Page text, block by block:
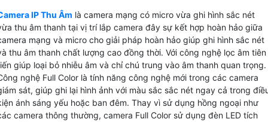
thu âm rõ nét mọi chi tiết trong tầm quan sát. Camera
hỗ trợ thẻ nhớ lên đến 512GB giúp bạn lưu trữ video
cách dễ dàng và linh hoạt trang bị Chuẩn nén video
giúp camera lưu trữ video lâu hơn và tiết kiệm
mang lại trải nghiệm xem hình ảnh mượt mà và sắc
hơn bao giờ hết. Đây sẽ là lựa chọn lý tưởng cho nhu
giám sát và ghi lại hình ảnh chất lượng.
IP Thu Âm là camera mạng có micro vừa ghi hình sắc nét
thu âm thanh tại vị trí lắp camera đây sự kết hợp hoàn hảo giữa
mạng và micro cho giải pháp hoàn hảo giúp ghi hình sắc nét
thu âm thanh chất lượng cao đồng thời. Với công nghệ lọc âm tiên
giúp loại bỏ nhiễu âm và chỉ chú trung vào âm thanh quan trọng.
nghệ Full Color là tính năng công nghệ mới trong các camera
sát, giúp ghi lại hình ảnh với màu sắc sắc nét ngay cả trong
ánh sáng yếu hoặc ban đêm. Thay vì sử dụng hồng ngoại như
camera thông thường, camera Full Color sử dụng đèn LED tích